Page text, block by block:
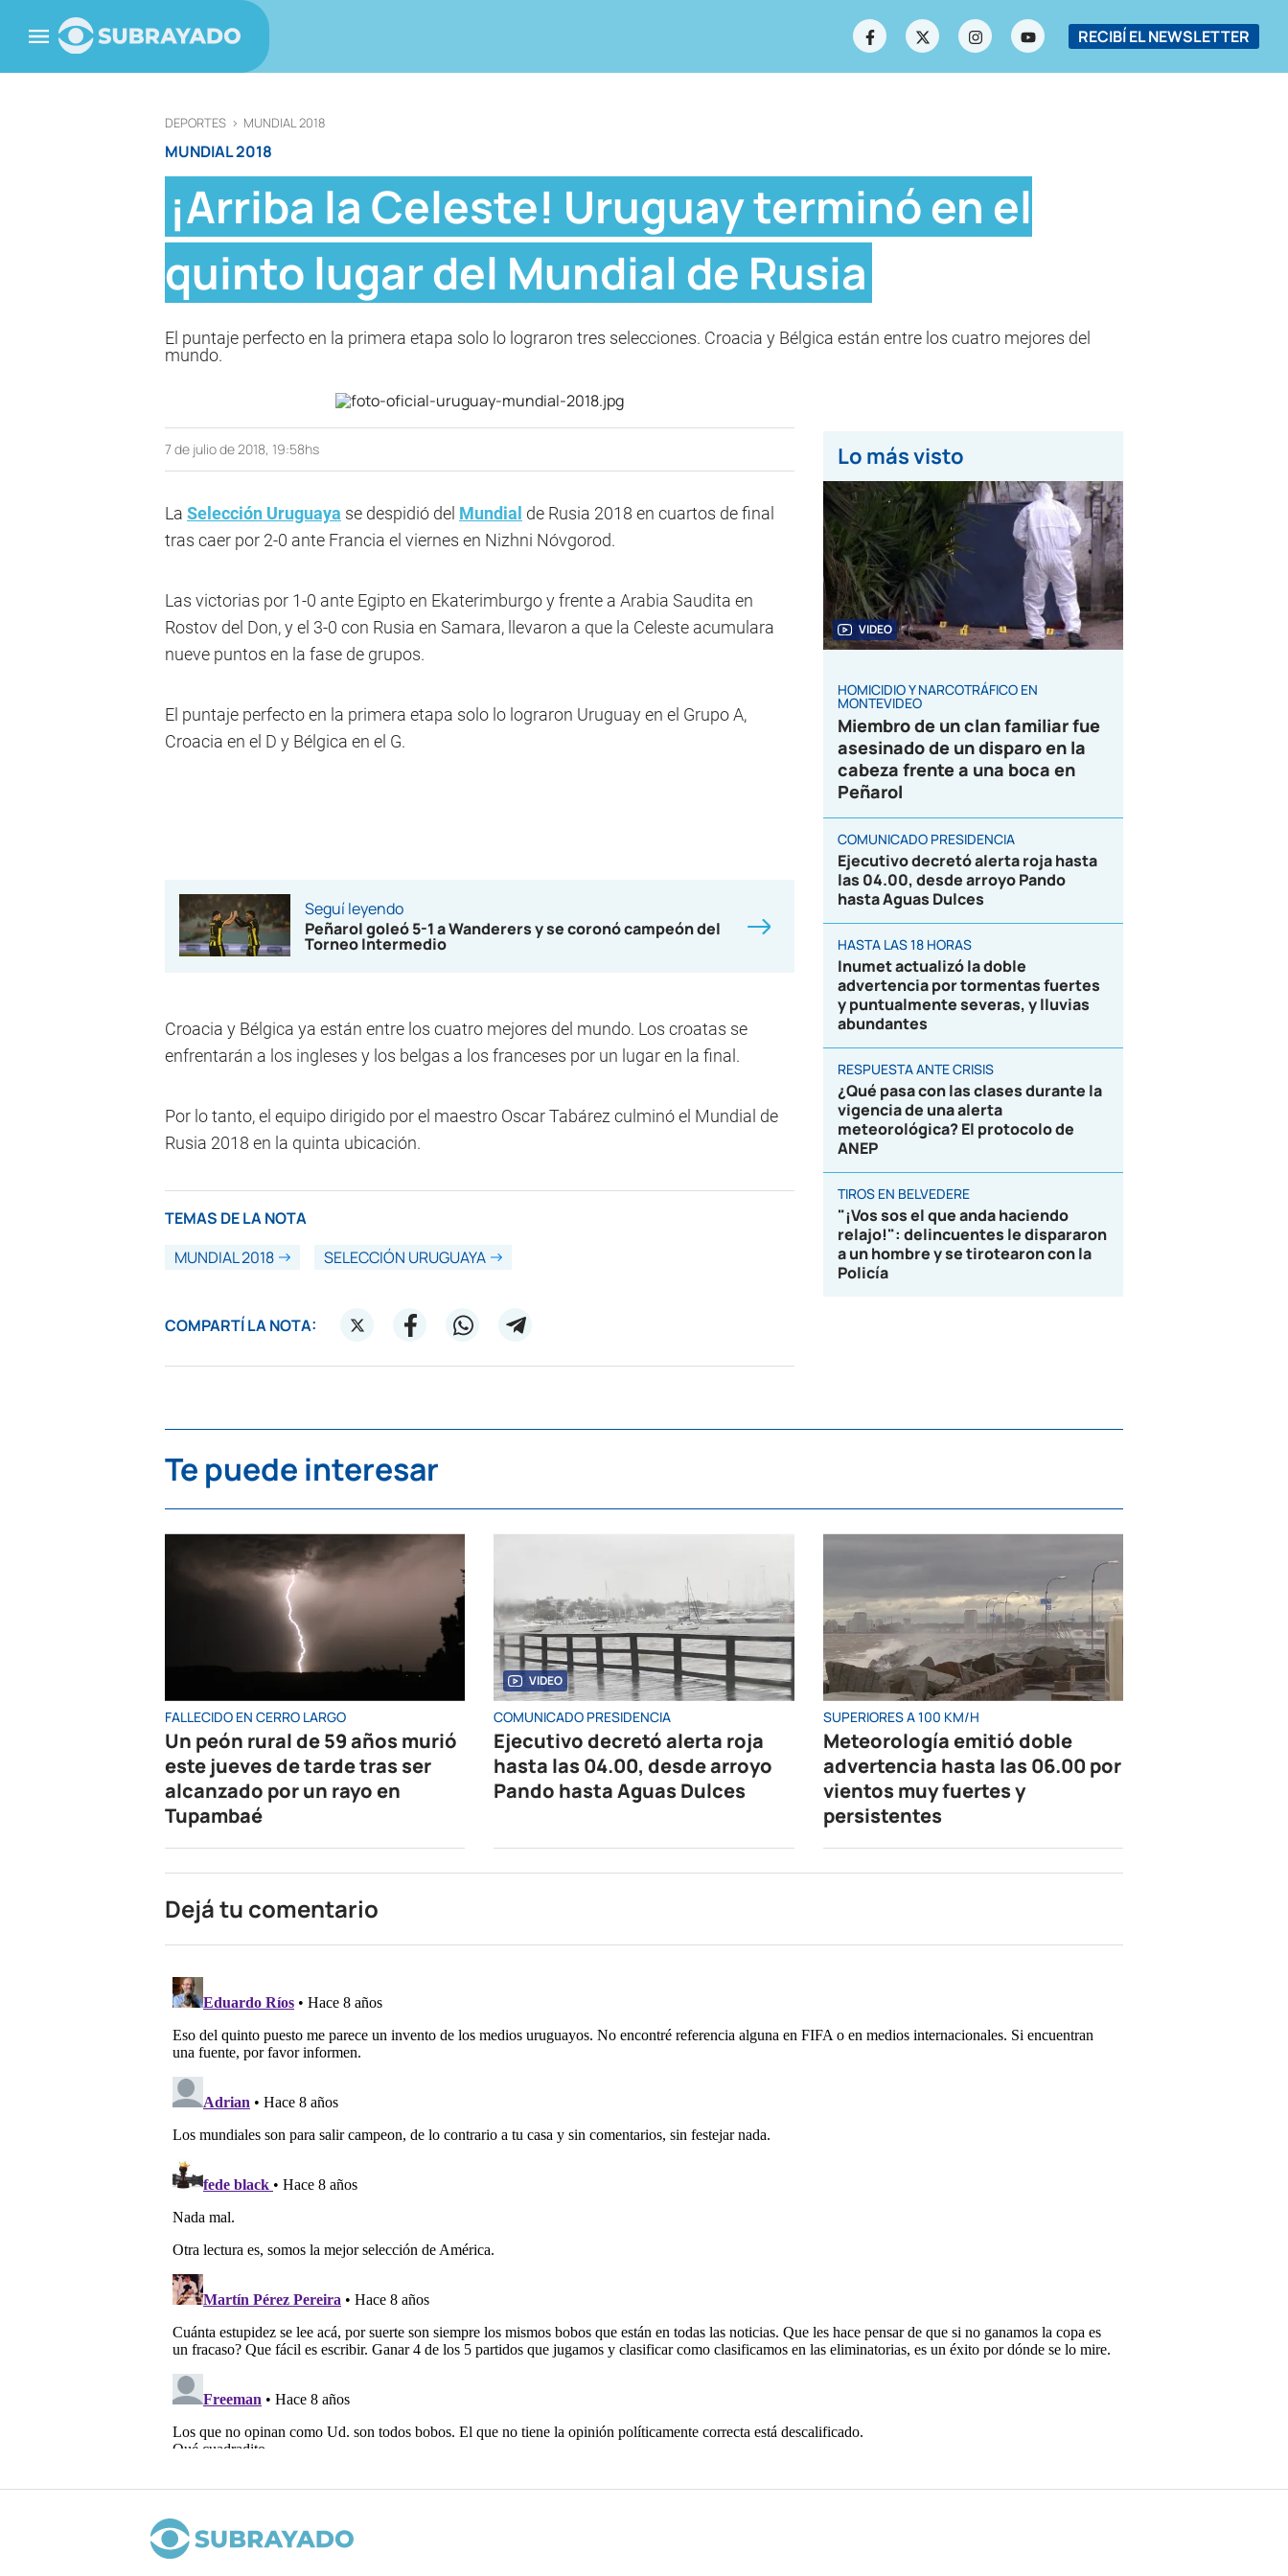
RECIBÍ EL NEWSLETTER
DEPORTES > MUNDIAL 2018
MUNDIAL 2018
¡Arriba la Celeste! Uruguay terminó en el
quinto lugar del Mundial de Rusia
El puntaje perfecto en la primera etapa solo lo lograron tres selecciones. Croacia y Bélgica están entre los cuatro mejores del
mundo.
7 de julio de 2018, 19:58hs
La Selección Uruguaya se despidió del Mundial de Rusia 2018 en cuartos de final
tras caer por 2-0 ante Francia el viernes en Nizhni Nóvgorod.
Las victorias por 1-0 ante Egipto en Ekaterimburgo y frente a Arabia Saudita en
Rostov del Don, y el 3-0 con Rusia en Samara, llevaron a que la Celeste acumulara
nueve puntos en la fase de grupos.
El puntaje perfecto en la primera etapa solo lo lograron Uruguay en el Grupo A,
Croacia en el D y Bélgica en el G.
Seguí leyendo
Peñarol goleó 5-1 a Wanderers y se coronó campeón del
Torneo Intermedio
Croacia y Bélgica ya están entre los cuatro mejores del mundo. Los croatas se
enfrentarán a los ingleses y los belgas a los franceses por un lugar en la final.
Por lo tanto, el equipo dirigido por el maestro Oscar Tabárez culminó el Mundial de
Rusia 2018 en la quinta ubicación.
TEMAS DE LA NOTA
MUNDIAL 2018
SELECCIÓN URUGUAYA
COMPARTÍ LA NOTA:
Lo más visto
VIDEO
HOMICIDIO Y NARCOTRÁFICO EN
MONTEVIDEO
Miembro de un clan familiar fue
asesinado de un disparo en la
cabeza frente a una boca en
Peñarol
COMUNICADO PRESIDENCIA
Ejecutivo decretó alerta roja hasta
las 04.00, desde arroyo Pando
hasta Aguas Dulces
HASTA LAS 18 HORAS
Inumet actualizó la doble
advertencia por tormentas fuertes
y puntualmente severas, y lluvias
abundantes
RESPUESTA ANTE CRISIS
¿Qué pasa con las clases durante la
vigencia de una alerta
meteorológica? El protocolo de
ANEP
TIROS EN BELVEDERE
"¡Vos sos el que anda haciendo
relajo!": delincuentes le dispararon
a un hombre y se tirotearon con la
Policía
Te puede interesar
FALLECIDO EN CERRO LARGO
Un peón rural de 59 años murió
este jueves de tarde tras ser
alcanzado por un rayo en
Tupambaé
VIDEO
COMUNICADO PRESIDENCIA
Ejecutivo decretó alerta roja
hasta las 04.00, desde arroyo
Pando hasta Aguas Dulces
SUPERIORES A 100 KM/H
Meteorología emitió doble
advertencia hasta las 06.00 por
vientos muy fuertes y
persistentes
Dejá tu comentario